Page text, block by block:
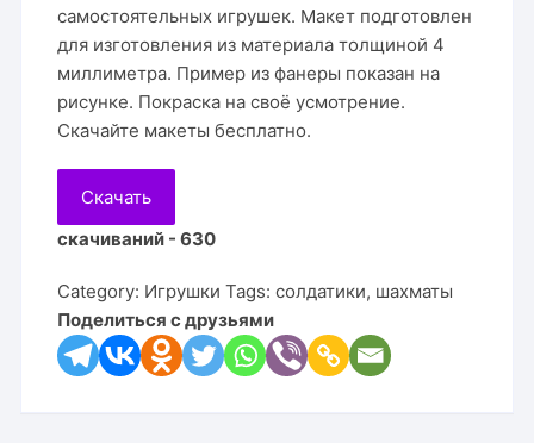
самостоятельных игрушек. Макет подготовлен
для изготовления из материала толщиной 4
миллиметра. Пример из фанеры показан на
рисунке. Покраска на своё усмотрение.
Скачайте макеты бесплатно.
Скачать
скачиваний - 630
Category: Игрушки Tags:солдатики, шахматы
Поделиться с друзьями